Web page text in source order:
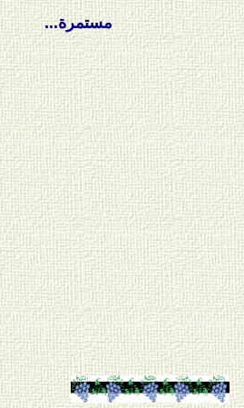
مستمرة...